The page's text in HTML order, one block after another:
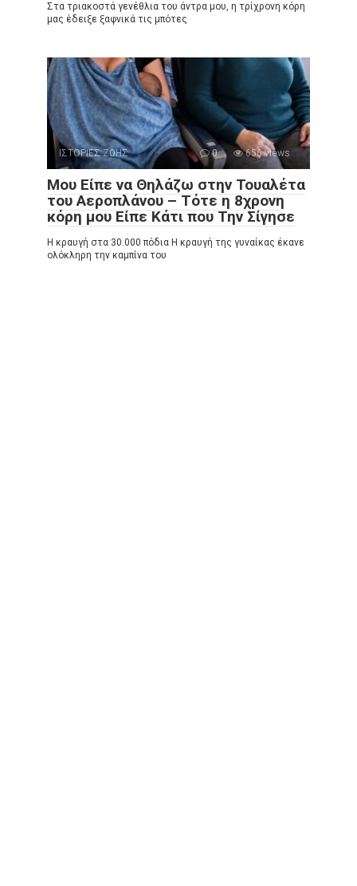
Στα τριακοστά γενέθλια του άντρα μου, η τρίχρονη κόρη
μας έδειξε ξαφνικά τις μπότες
ΙΣΤΟΡΙΕΣ ΖΩΗΣ 0 656 views
Μου Είπε να Θηλάζω στην Τουαλέτα
του Αεροπλάνου – Τότε η 8χρονη
κόρη μου Είπε Κάτι που Την Σίγησε
Η κραυγή στα 30.000 πόδια Η κραυγή της γυναίκας έκανε
ολόκληρη την καμπίνα του